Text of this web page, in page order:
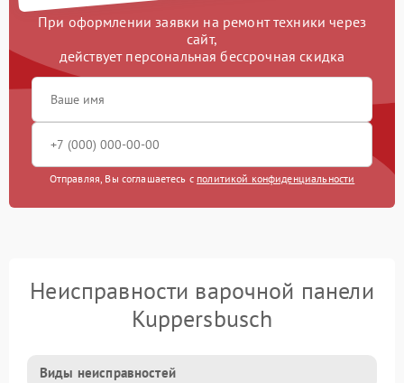
При оформлении заявки на ремонт техники через
сайт,
действует персональная бессрочная скидка
Отправляя, Вы соглашаетесь с политикой конфиденциальности
Неисправности варочной панели
Kuppersbusch
Виды неисправностей